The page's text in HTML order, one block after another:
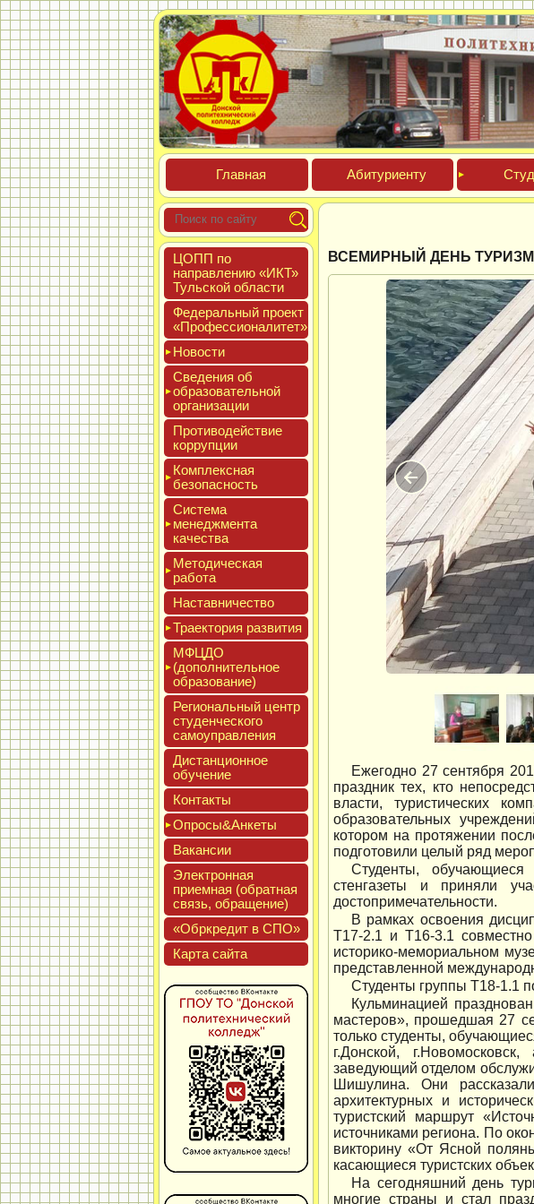
Глав­ная Аби­тури­ен­ту
ЦОПП по
нап­равле­нию «ИКТ»
Туль­ской об­ласти
Феде­раль­ный про­ект
«Про­фес­си­она­литет»
Новос­ти
Све­дения об
об­ра­зова­тель­ной
ор­га­низа­ции
Про­тиво­дей­ствие
кор­рупции
Ком­плексная
бе­зопас­ность
Сис­те­ма
ме­нед­жмен­та
ка­чес­тва
Мето­дичес­кая
ра­бота
Нас­тавни­чес­тво
Тра­ек­то­рия раз­ви­тия
МФЦДО
(до­пол­ни­тель­ное
об­ра­зова­ние)
Реги­ональ­ный центр
сту­ден­ческо­го
са­мо­уп­равле­ния
Дис­танци­он­ное
обу­чение
Кон­такты
Опро­сы&Анке­ты
Вакан­сии
Элек­трон­ная
при­ем­ная (об­ратная
связь, об­ра­щение)
«Обркре­дит в СПО»
Кар­та сай­та
ВСЕМИРНЫЙ ДЕНЬ
Ежегодно 27 сентября
праздник тех, кто
власти, туристических
образовательных
котором на протяжении
подготовили целый ряд
Студенты, обучающиеся
стенгазеты и приняли
достопримечательности.
В рамках освоения
Т17-2.1 и Т16-3.1
историко-мемориальном
представленной
Студенты группы Т18-1.1
Кульминацией
мастеров», прошедшая 27
только студенты,
г.Донской,
заведующий отделом
Шишулина. Они
архитектурных и
туристский маршрут
источниками региона. По
викторину «От Ясной
касающиеся туристских
На сегодняшний день
многие страны и стал